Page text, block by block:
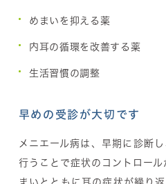
めまいを抑える薬
内耳の循環を改善する薬
生活習慣の調整
早めの受診が大切です
メニエール病は、早期に診断
行うことで症状のコントロー
まいとともに耳の症状が繰り